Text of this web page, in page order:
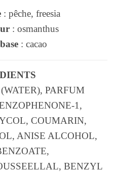
: pêche, freesia
: osmanthus
: cacao
PARFUM
1,
COUMARIN,
ANISE ALCOHOL,
BENZYL